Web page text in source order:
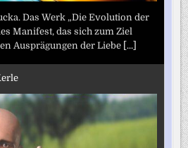
Das Werk „Die Evolution der
Manifest, das sich zum Ziel
Ausprägungen der Liebe [...]